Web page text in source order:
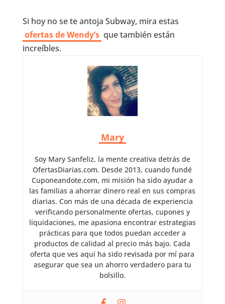
Si hoy no se te antoja Subway, mira estas
ofertas de Wendy’s que también están
increíbles.
Mary
Soy Mary Sanfeliz, la mente creativa detrás de
OfertasDiarias.com. Desde 2013, cuando fundé
Cuponeandote.com, mi misión ha sido ayudar a
las familias a ahorrar dinero real en sus compras
diarias. Con más de una década de experiencia
verificando personalmente ofertas, cupones y
liquidaciones, me apasiona encontrar estrategias
prácticas para que todos puedan acceder a
productos de calidad al precio más bajo. Cada
oferta que ves aquí ha sido revisada por mí para
asegurar que sea un ahorro verdadero para tu
bolsillo.